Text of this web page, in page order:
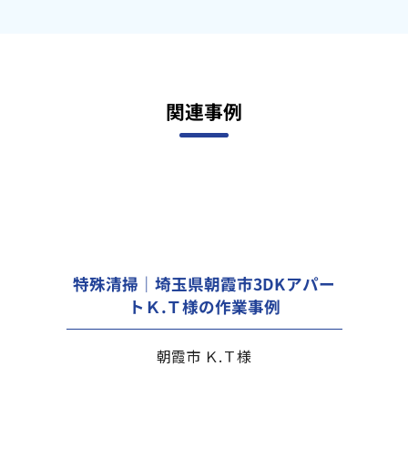
関連事例
特殊清掃｜埼玉県朝霞市3DKアパー
トＫ.Ｔ様の作業事例
朝霞市 Ｋ.Ｔ様